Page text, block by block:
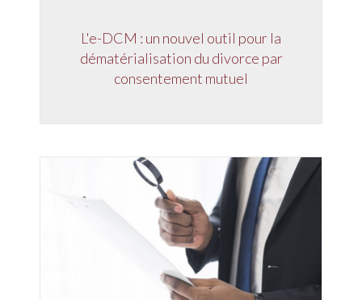
L'e-DCM : un nouvel outil pour la
dématérialisation du divorce par
consentement mutuel